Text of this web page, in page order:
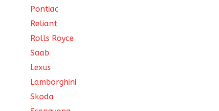
Pontiac
Reliant
Rolls Royce
Saab
Lexus
Lamborghini
Skoda